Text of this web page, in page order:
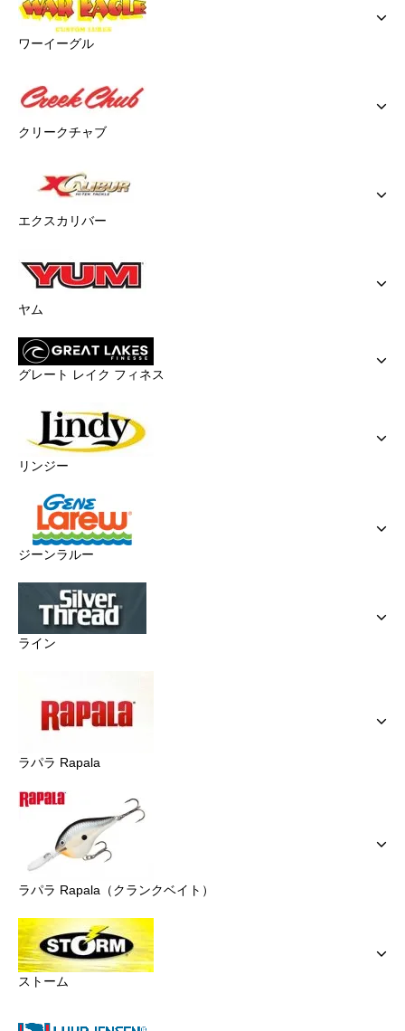
ワーイーグル
クリークチャブ
エクスカリバー
ヤム
グレート レイク フィネス
リンジー
ジーンラルー
ライン
ラパラ Rapala
ラパラ Rapala（クランクベイト）
ストーム